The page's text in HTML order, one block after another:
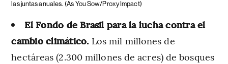
las juntas anuales. (As You Sow/Proxy Impact)
El Fondo de Brasil para la lucha contra el
cambio climático. Los mil millones de
hectáreas (2.300 millones de acres) de bosques